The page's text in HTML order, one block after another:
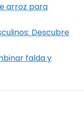
arroz para
Descubre
falda y